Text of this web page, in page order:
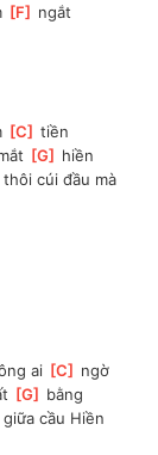
[F
ngắt
[C ] tiền
[G
hiền
] thôi cúi đầu mà
ai [C
ngờ
[G
bằng
giữa cầu Hiền